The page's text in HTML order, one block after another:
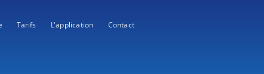
Tarifs L'application Contact